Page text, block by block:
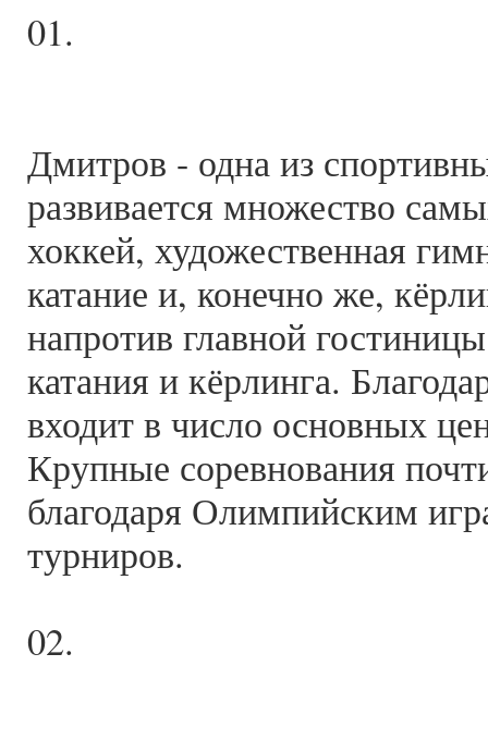
01.
Дмитров - одна из
развивается множество
хоккей, художественная
катание и, конечно же,
напротив главной
катания и кёрлинга.
входит в число основных
Крупные соревнования
благодаря Олимпийским
турниров.
02.